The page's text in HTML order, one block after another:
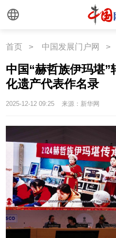
草
首页 > 中国发展门户网 >
中国“赫哲族伊玛堪”
化遗产代表作名录
2025-12-12 09:25 来源：新华网